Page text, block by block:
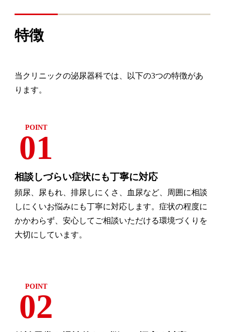
特徴
当クリニックの泌尿器科では、以下の3つの特徴があ
ります。
01
相談しづらい症状にも丁寧に対応
頻尿、尿もれ、排尿しにくさ、血尿など、周囲に相談
しにくいお悩みにも丁寧に対応します。症状の程度に
かかわらず、安心してご相談いただける環境づくりを
大切にしています。
02